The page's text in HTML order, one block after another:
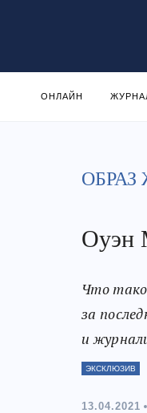
ОНЛАЙН
Оуэн
Что
за
и
ЭКСКЛЮЗИВ
13.04.2021